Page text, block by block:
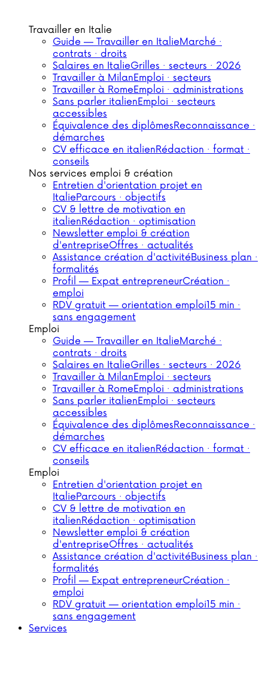
Travailler en Italie
Guide — Travailler en ItalieMarché ·
contrats · droits
Salaires en ItalieGrilles · secteurs · 2026
Travailler à MilanEmploi · secteurs
Travailler à RomeEmploi · administrations
Sans parler italienEmploi · secteurs
accessibles
Équivalence des diplômesReconnaissance ·
démarches
CV efficace en italienRédaction · format ·
conseils
Nos services emploi & création
Entretien d'orientation projet en
ItalieParcours · objectifs
CV & lettre de motivation en
italienRédaction · optimisation
Newsletter emploi & création
d'entrepriseOffres · actualités
Assistance création d'activitéBusiness plan ·
formalités
Profil — Expat entrepreneurCréation ·
emploi
RDV gratuit — orientation emploi15 min ·
sans engagement
Emploi
Guide — Travailler en ItalieMarché ·
contrats · droits
Salaires en ItalieGrilles · secteurs · 2026
Travailler à MilanEmploi · secteurs
Travailler à RomeEmploi · administrations
Sans parler italienEmploi · secteurs
accessibles
Équivalence des diplômesReconnaissance ·
démarches
CV efficace en italienRédaction · format ·
conseils
Emploi
Entretien d'orientation projet en
ItalieParcours · objectifs
CV & lettre de motivation en
italienRédaction · optimisation
Newsletter emploi & création
d'entrepriseOffres · actualités
Assistance création d'activitéBusiness plan ·
formalités
Profil — Expat entrepreneurCréation ·
emploi
RDV gratuit — orientation emploi15 min ·
sans engagement
Services